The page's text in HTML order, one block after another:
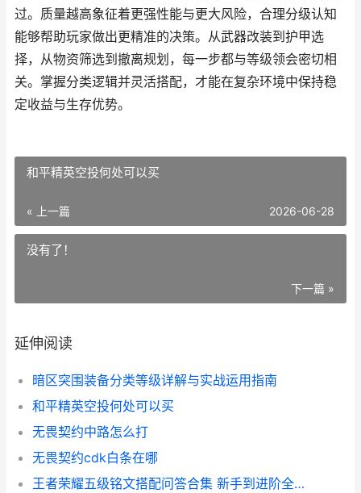
过。质量越高象征着更强性能与更大风险，合理分级认知
能够帮助玩家做出更精准的决策。从武器改装到护甲选
择，从物资筛选到撤离规划，每一步都与等级领会密切相
关。掌握分类逻辑并灵活搭配，才能在复杂环境中保持稳
定收益与生存优势。
和平精英空投何处可以买
« 上一篇 2026-06-28
没有了！
下一篇 »
延伸阅读
暗区突围装备分类等级详解与实战运用指南
和平精英空投何处可以买
无畏契约中路怎么打
无畏契约cdk白条在哪
王者荣耀五级铭文搭配问答合集 新手到进阶全解析思路拆解